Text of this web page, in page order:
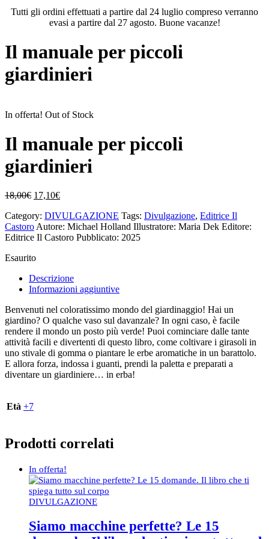
Tutti gli ordini effettuati a partire dal 24 luglio compreso verranno
evasi a partire dal 27 agosto. Buone vacanze!
Il manuale per piccoli
giardinieri
In offerta! Out of Stock
Il manuale per piccoli
giardinieri
18,00€ Il
originale
era:
18,00€.
17,10€Il
attuale
è:
17,10€.
Category: DIVULGAZIONE Tags: Divulgazione, Editrice Il
CastoroAutore: Michael Holland Illustratore: Maria Dek Editore:
Editrice Il Castoro Pubblicato: 2025
Esaurito
Descrizione
Informazioni aggiuntive
Benvenuti nel coloratissimo mondo del giardinaggio! Hai un
giardino? O qualche vaso sul davanzale? In ogni caso, è facile
rendere il mondo un posto più verde! Puoi cominciare dalle tante
attività facili e divertenti di questo libro, come coltivare i girasoli in
uno stivale di gomma o piantare le erbe aromatiche in un barattolo.
E allora forza, indossa i guanti, prendi la paletta e preparati a
diventare un giardiniere… in erba!
Età +7
Prodotti correlati
In offerta!
DIVULGAZIONE
Siamo macchine perfette? Le 15